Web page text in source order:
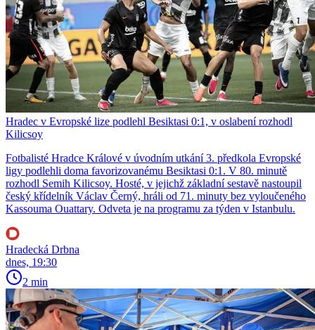
Hradec v Evropské lize podlehl Besiktasi 0:1, v oslabení rozhodl
Kilicsoy
Fotbalisté Hradce Králové v úvodním utkání 3. předkola Evropské
ligy podlehli doma favorizovanému Besiktasi 0:1. V 80. minutě
rozhodl Semih Kilicsoy. Hosté, v jejichž základní sestavě nastoupil
český křídelník Václav Černý, hráli od 71. minuty bez vyloučeného
Kassouma Ouattary. Odveta je na programu za týden v Istanbulu.
Hradecká Drbna
dnes, 19:30
2 min